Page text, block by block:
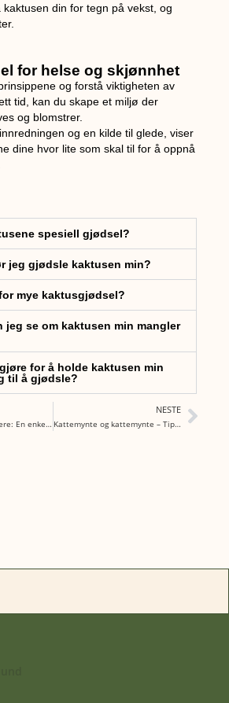
din for tegn på vekst, og
for helse og skjønnhet
og forstå viktigheten av
tid, kan du skape et miljø der
og blomstrer.
og en kilde til glede, viser
dine hvor lite som skal til for å oppnå
spesiell gjødsel?
jeg gjødsle kaktusen min?
mye kaktusgjødsel?
jeg se om kaktusen min mangler
for å holde kaktusen min
til å gjødsle?
Grolys for nybegynnere: En enkel introduksjon
NESTE
Kattemynte og kattemynte – Tips for å dyrke din egen i hagen